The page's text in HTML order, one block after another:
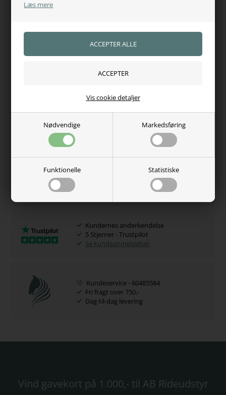
Læs mere
Nødvendige Markedsføring
Funktionelle Statistiske
Vis cookie detaljer
Fås i farve:Black - Navy
konkurrence- eller
– designet til at yde, når du
11042
Hvorfor handle hos os?
Adgang til juridisk hjælp
Kundernes anderkendelse
5 Stjerner - Trustpilot
Se kundeanmeldelser
Kundeservice - 60485584
Fri fragt over 750,-
Dag-til-dag levering
Vind gavekort på 1.000,- til AB Rideudstyr